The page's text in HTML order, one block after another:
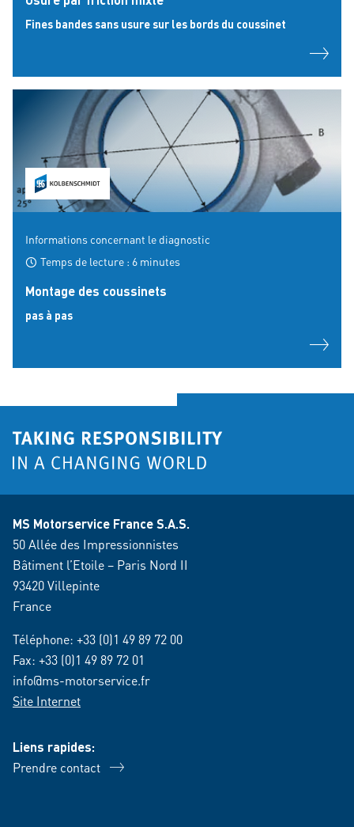
Fines bandes sans usure sur les bords du coussinet
Informations concernant le diagnostic
Temps de lecture : 6 minutes
Montage des coussinets
pas à pas
MS Motorservice France S.A.S.
50 Allée des Impressionnistes
Bâtiment l’Etoile – Paris Nord II
93420 Villepinte
France
Téléphone: +33 (0)1 49 89 72 00
Fax: +33 (0)1 49 89 72 01
info@ms-motorservice.fr
Site Internet
Liens rapides:
Prendre contact